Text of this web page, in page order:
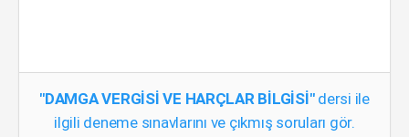
"DAMGA VERGİSİ VE HARÇLAR BİLGİSİ"dersi ile
ilgili deneme sınavlarını ve çıkmış soruları gör.